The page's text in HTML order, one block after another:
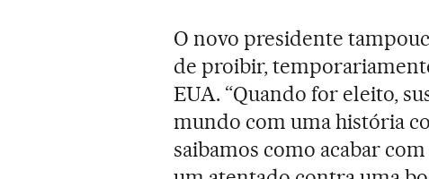
O novo presidente
de proibir,
EUA. “Quando for eleito,
mundo com uma história
saibamos como acabar com